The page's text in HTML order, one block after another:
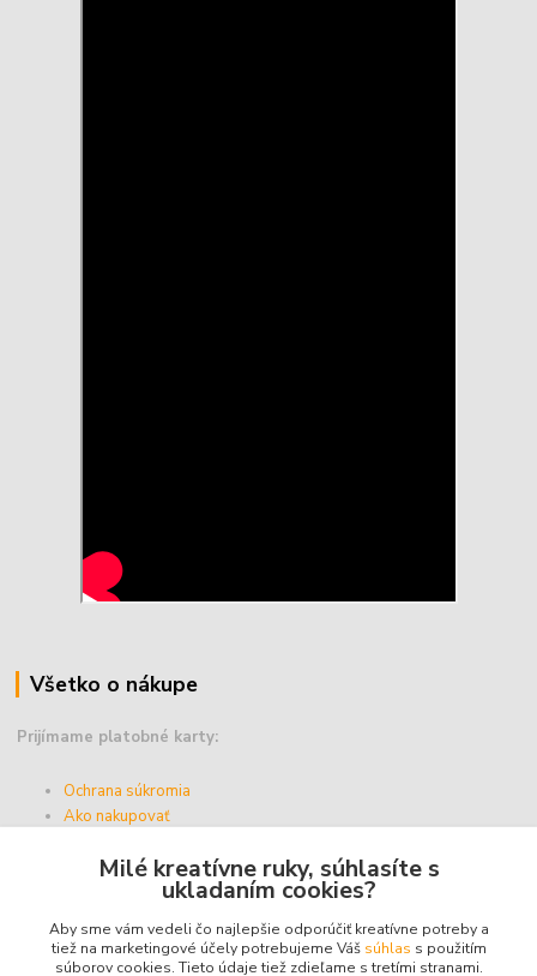
Všetko o nákupe
Prijímame platobné karty:
Ochrana súkromia
Ako nakupovať
Doprava a platba
Obchodné podmienky
Milé kreatívne ruky, súhlasíte s
ukladaním cookies?
Aby sme vám vedeli čo najlepšie odporúčiť kreatívne potreby a
tiež na marketingové účely potrebujeme Váš súhlas s použitím
súborov cookies. Tieto údaje tiež zdieľame s tretími stranami.